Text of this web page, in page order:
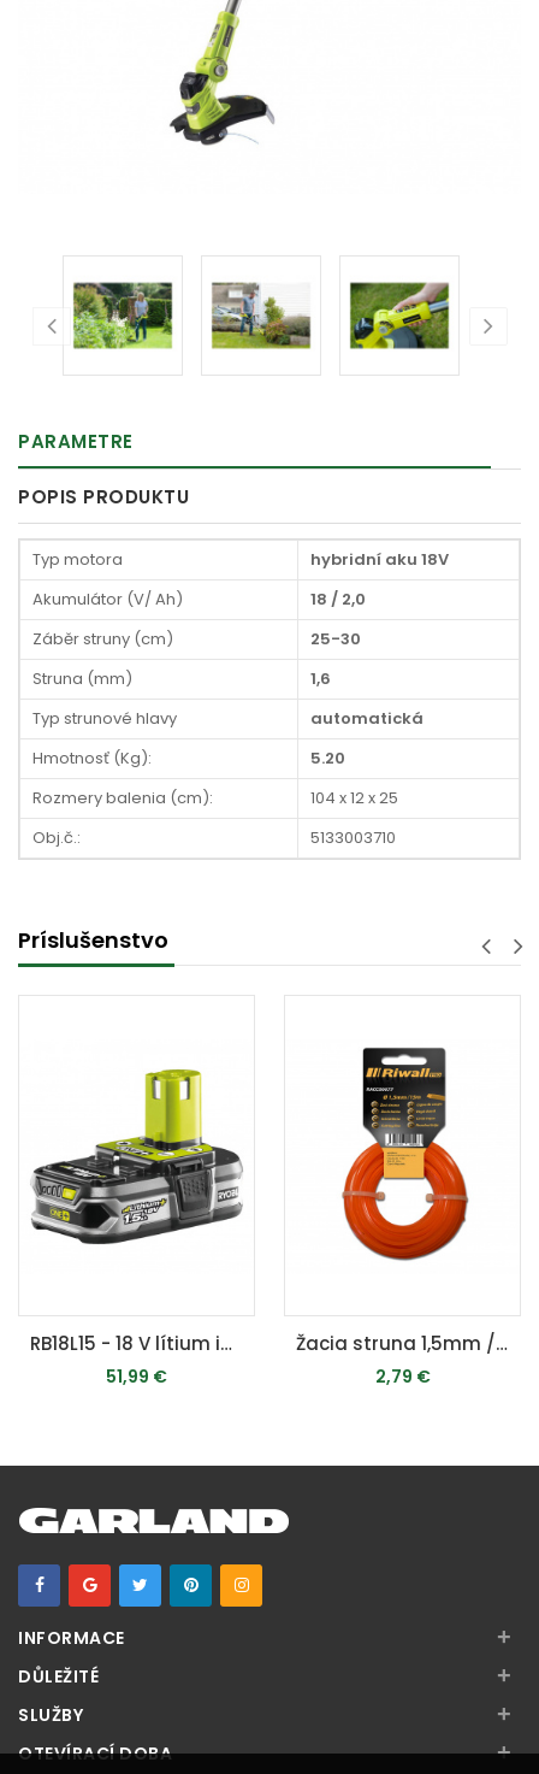
PARAMETRE
POPIS PRODUKTU
Typ motora
hybridní aku 18V
Akumulátor (V/ Ah)
18 / 2,0
Záběr struny (cm)
25-30
Struna (mm)
1,6
Typ strunové hlavy
automatická
Hmotnosť (Kg):
5.20
Rozmery balenia (cm):
104 x 12 x 25
Obj.č.:
5133003710
Príslušenstvo
RB18L15 - 18 V lítium iónová batéria 1,5 Ah ONE+
51,99 €
Žacia struna 1,5mm / 15m ( štvorcový prierez )
2,79 €
INFORMACE +
DŮLEŽITÉ +
SLUŽBY +
OTEVÍRACÍ DOBA +